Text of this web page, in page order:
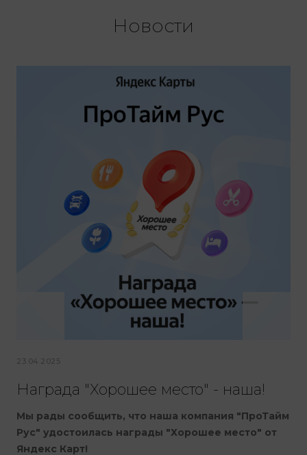
Новости
23.04.2025
Награда "Хорошее место" - наша!
Мы рады сообщить, что наша компания "ПроТайм
Рус" удостоилась награды "Хорошее место" от
Яндекс Карт!